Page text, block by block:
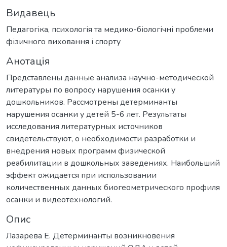
Видавець
Педагогіка, психологія та медико-біологічні проблеми
фізичного виховання і спорту
Анотація
Представлены данные анализа научно-методической
литературы по вопросу нарушения осанки у
дошкольников. Рассмотрены детерминанты
нарушения осанки у детей 5-6 лет. Результаты
исследования литературных источников
свидетельствуют, о необходимости разработки и
внедрения новых программ физической
реабилитации в дошкольных заведениях. Наибольший
эффект ожидается при использовании
количественных данных биогеометрического профиля
осанки и видеотехнологий.
Опис
Лазарева Е. Детерминанты возникновения